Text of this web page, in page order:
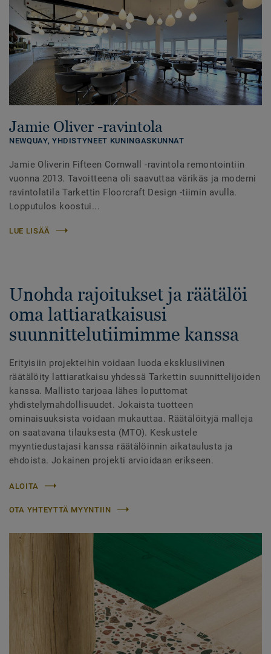
Jamie Oliver -ravintola
NEWQUAY, YHDISTYNEET KUNINGASKUNNAT
Jamie Oliverin Fifteen Cornwall -ravintola remontointiin
vuonna 2013. Tavoitteena oli saavuttaa värikäs ja moderni
ravintolatila Tarkettin Floorcraft Design -tiimin avulla.
Lopputulos koostui...
LUE LISÄÄ
Unohda rajoitukset ja räätälöi
oma lattiaratkaisusi
suunnittelutiimimme kanssa
Erityisiin projekteihin voidaan luoda eksklusiivinen
räätälöity lattiaratkaisu yhdessä Tarkettin suunnittelijoiden
kanssa. Mallisto tarjoaa lähes loputtomat
yhdistelymahdollisuudet. Jokaista tuotteen
ominaisuuksista voidaan mukauttaa. Räätälöityjä malleja
on saatavana tilauksesta (MTO). Keskustele
myyntiedustajasi kanssa räätälöinnin aikataulusta ja
ehdoista. Jokainen projekti arvioidaan erikseen.
ALOITA
OTA YHTEYTTÄ MYYNTIIN